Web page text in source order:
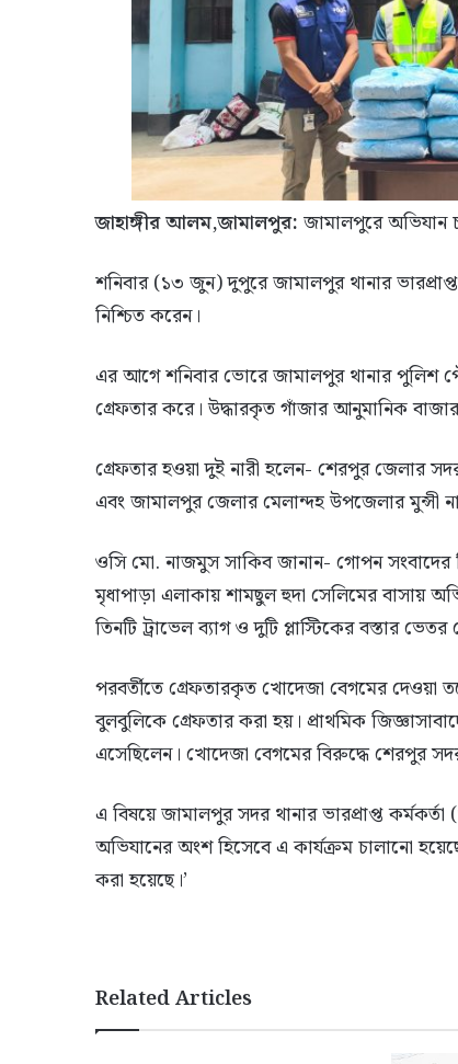
জাহাঙ্গীর আলম,জামালপুর: জামালপুরে অভিযান
শনিবার (১৩ জুন) দুপুরে জামালপুর থানার
নিশ্চিত করেন।
এর আগে শনিবার ভোরে জামালপুর থানার পুলিশ
গ্রেফতার করে। উদ্ধারকৃত গাঁজার আনুমানিক
গ্রেফতার হওয়া দুই নারী হলেন- শেরপুর জেলার
এবং জামালপুর জেলার মেলান্দহ উপজেলার মুন্সী
ওসি মো. নাজমুস সাকিব জানান- গোপন সংবাদের
মৃধাপাড়া এলাকায় শামছুল হুদা সেলিমের বাসায়
তিনটি ট্রাভেল ব্যাগ ও দুটি প্লাস্টিকের বস্তার
পরবর্তীতে গ্রেফতারকৃত খোদেজা বেগমের দেওয়া
বুলবুলিকে গ্রেফতার করা হয়। প্রাথমিক
এসেছিলেন। খোদেজা বেগমের বিরুদ্ধে শেরপুর
এ বিষয়ে জামালপুর সদর থানার ভারপ্রাপ্ত
অভিযানের অংশ হিসেবে এ কার্যক্রম চালানো
করা হয়েছে।’
Related Articles